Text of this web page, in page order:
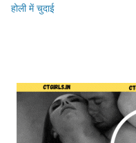
होली में चुदाई